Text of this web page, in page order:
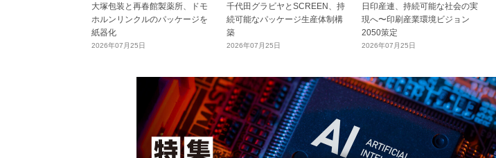
大塚包装と再春館製薬所、ドモ
ホルンリンクルのパッケージを
紙器化
2026年07月25日
千代田グラビヤとSCREEN、持
続可能なパッケージ生産体制構
築
2026年07月25日
日印産連、持続可能な社会の実
現へ〜印刷産業環境ビジョン
2050策定
2026年07月25日